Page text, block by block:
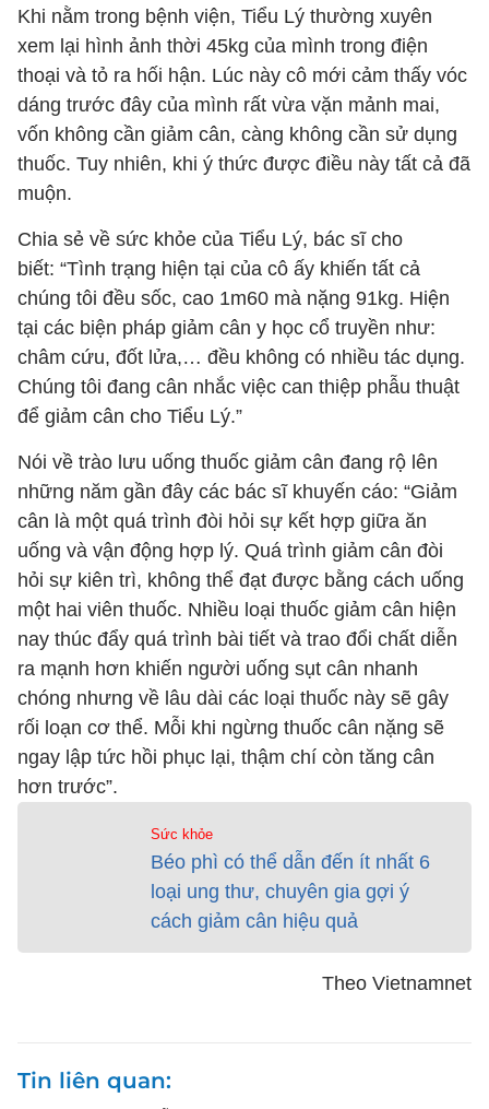
Khi nằm trong bệnh viện, Tiểu Lý thường xuyên
xem lại hình ảnh thời 45kg của mình trong điện
thoại và tỏ ra hối hận. Lúc này cô mới cảm thấy vóc
dáng trước đây của mình rất vừa vặn mảnh mai,
vốn không cần giảm cân, càng không cần sử dụng
thuốc. Tuy nhiên, khi ý thức được điều này tất cả đã
muộn.
Chia sẻ về sức khỏe của Tiểu Lý, bác sĩ cho
biết: “Tình trạng hiện tại của cô ấy khiến tất cả
chúng tôi đều sốc, cao 1m60 mà nặng 91kg. Hiện
tại các biện pháp giảm cân y học cổ truyền như:
châm cứu, đốt lửa,… đều không có nhiều tác dụng.
Chúng tôi đang cân nhắc việc can thiệp phẫu thuật
để giảm cân cho Tiểu Lý.”
Nói về trào lưu uống thuốc giảm cân đang rộ lên
những năm gần đây các bác sĩ khuyến cáo: “Giảm
cân là một quá trình đòi hỏi sự kết hợp giữa ăn
uống và vận động hợp lý. Quá trình giảm cân đòi
hỏi sự kiên trì, không thể đạt được bằng cách uống
một hai viên thuốc. Nhiều loại thuốc giảm cân hiện
nay thúc đẩy quá trình bài tiết và trao đổi chất diễn
ra mạnh hơn khiến người uống sụt cân nhanh
chóng nhưng về lâu dài các loại thuốc này sẽ gây
rối loạn cơ thể. Mỗi khi ngừng thuốc cân nặng sẽ
ngay lập tức hồi phục lại, thậm chí còn tăng cân
hơn trước”.
Sức khỏe
Béo phì có thể dẫn đến ít nhất 6
loại ung thư, chuyên gia gợi ý
cách giảm cân hiệu quả
Theo Vietnamnet
Tin liên quan